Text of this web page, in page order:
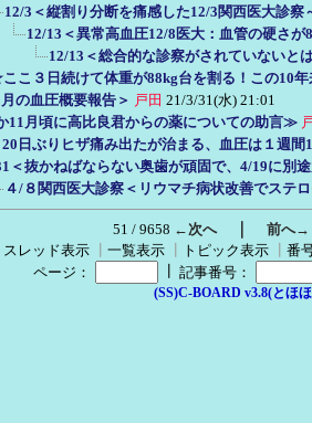
12/3＜縦割り分断を痛感した12/3関西医大診察
12/13＜異常高血圧12/8医大：血管の硬さ
12/13＜総合的な診察がされていないと
こ３日続けて体重が88kg台を割る！この10
の血圧概要報告＞ 戸田 21/3/31(水) 21:01
11月頃に高比良君からの薬についての助言≫
日ぶりヒザ痛み出たが治まる、血圧は１週間
＜抜かねばならない奥歯が頑固で、4/19に別
４/８関西医大診察＜リウマチ病状改善でステ
51 / 9658 ←次へ｜ 前へ→
スレッド表示 一覧表示 トピック表示
番
ページ：
記事番号：
(SS)C-BOARD v3.8(とほ